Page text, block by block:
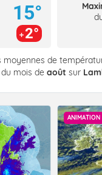
15°
2°
moyennes de
mois de août sur
ANIMATION